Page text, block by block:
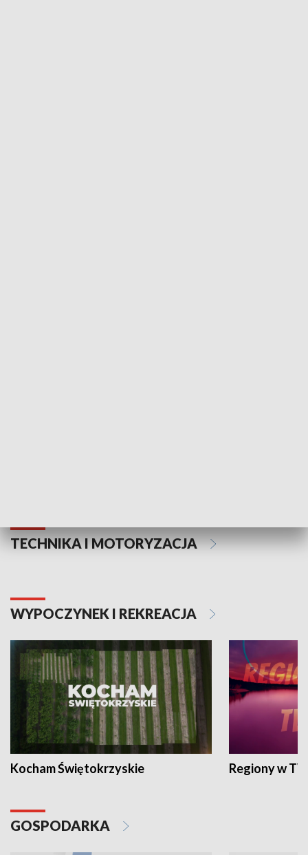
TECHNIKA I MOTORYZACJA
WYPOCZYNEK I REKREACJA
Kocham Świętokrzyskie Regiony w
GOSPODARKA